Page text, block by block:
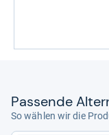
Pas­sende
So wählen wir die